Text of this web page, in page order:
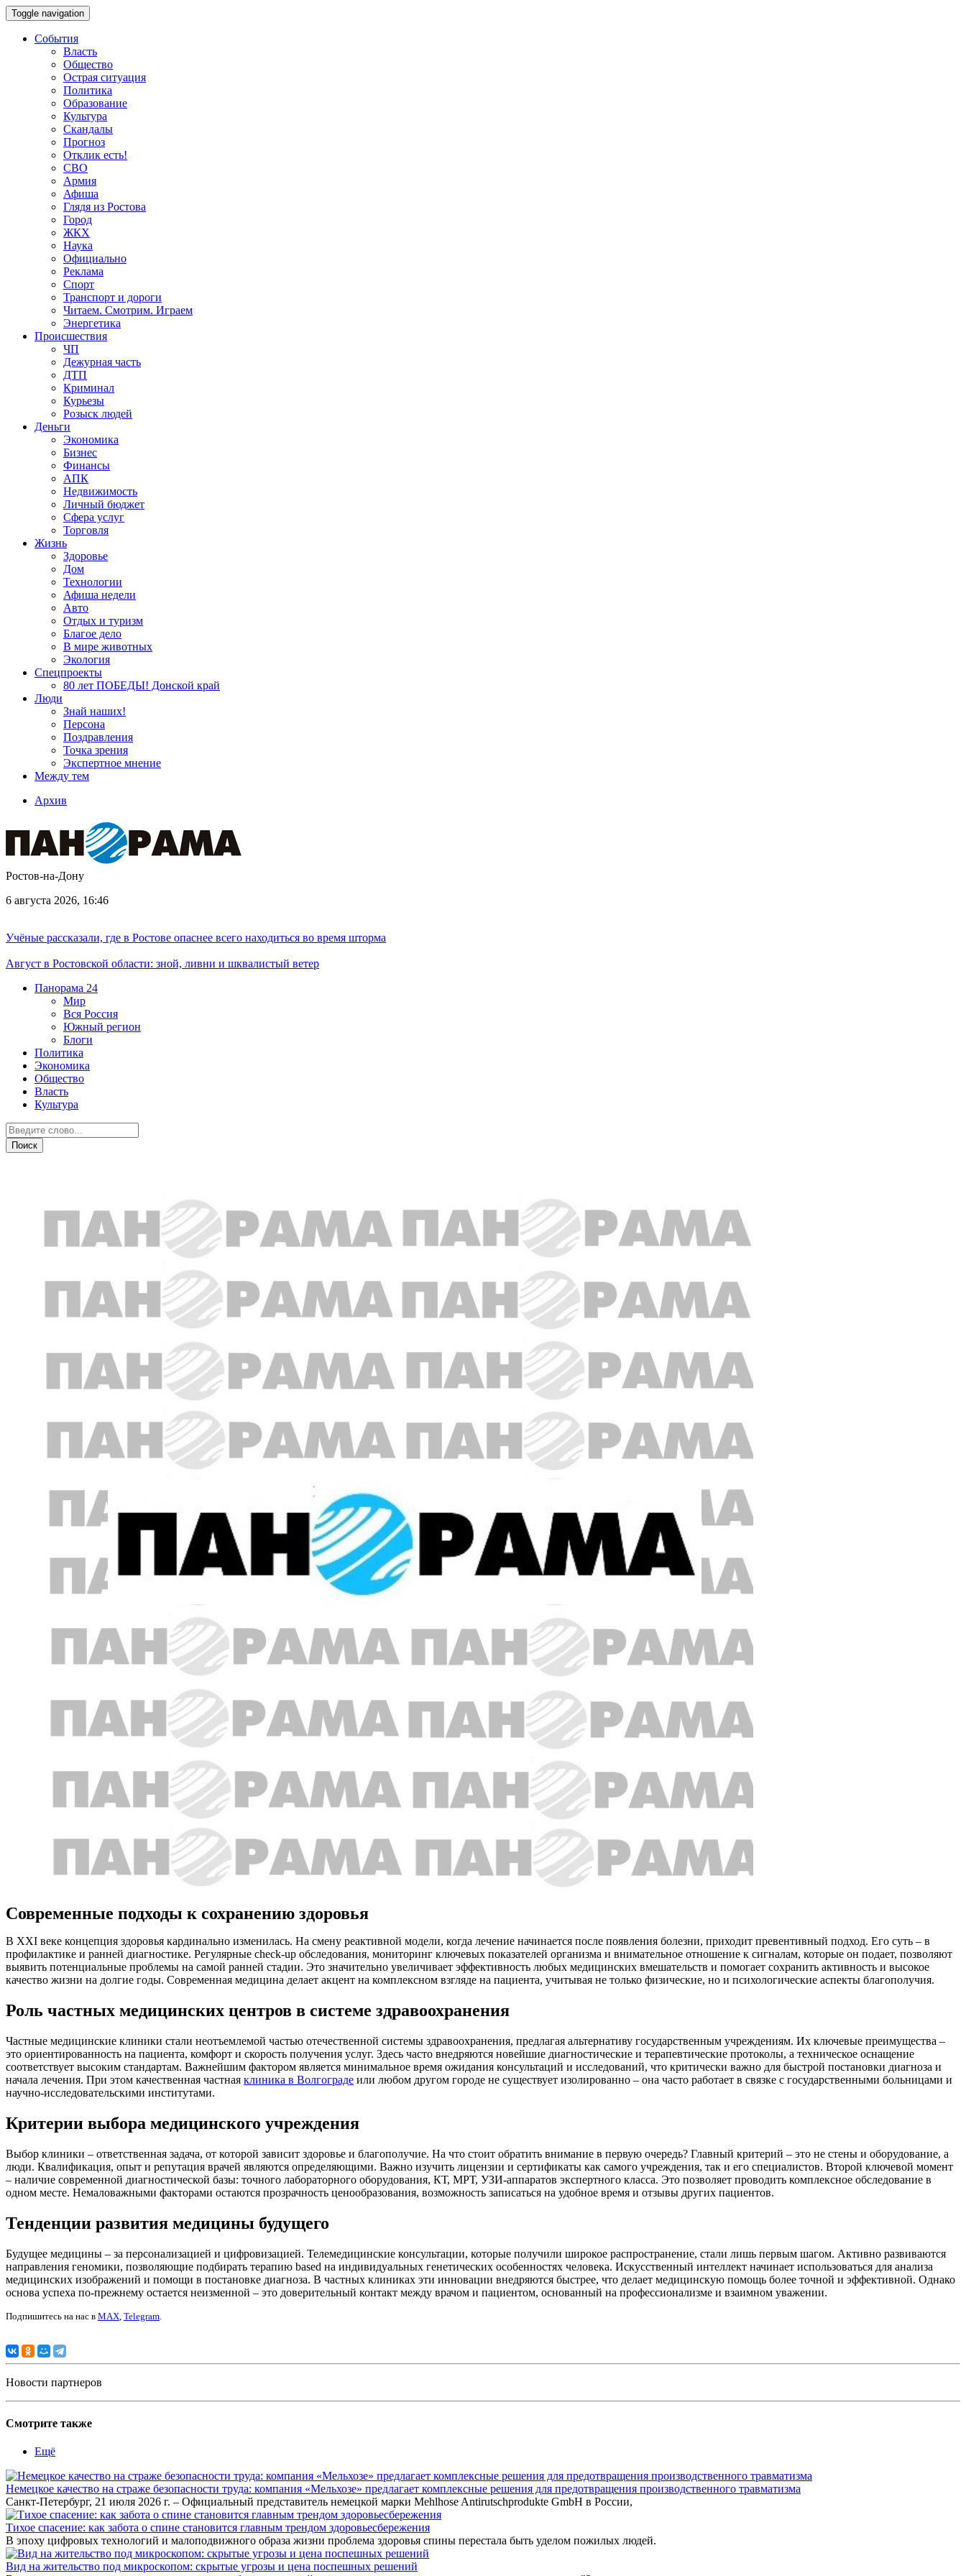
Toggle navigation
События
Власть
Общество
Острая ситуация
Политика
Образование
Культура
Скандалы
Прогноз
Отклик есть!
СВО
Армия
Афиша
Глядя из Ростова
Город
ЖКХ
Наука
Официально
Реклама
Спорт
Транспорт и дороги
Читаем. Смотрим. Играем
Энергетика
Происшествия
ЧП
Дежурная часть
ДТП
Криминал
Курьезы
Розыск людей
Деньги
Экономика
Бизнес
Финансы
АПК
Недвижимость
Личный бюджет
Сфера услуг
Торговля
Жизнь
Здоровье
Дом
Технологии
Афиша недели
Авто
Отдых и туризм
Благое дело
В мире животных
Экология
Спецпроекты
80 лет ПОБЕДЫ! Донской край
Люди
Знай наших!
Персона
Поздравления
Точка зрения
Экспертное мнение
Между тем
Архив
Ростов-на-Дону
6 августа 2026, 16:46
Учёные рассказали, где в Ростове опаснее всего находиться во время шторма
Август в Ростовской области: зной, ливни и шквалистый ветер
Панорама 24
Мир
Вся Россия
Южный регион
Блоги
Политика
Экономика
Общество
Власть
Культура
Современные подходы к сохранению здоровья
В XXI веке концепция здоровья кардинально изменилась. На смену реактивной модели, когда лечение начинается после появления болезни, приходит превентивный подход. Его суть – в
профилактике и ранней диагностике. Регулярные check-up обследования, мониторинг ключевых показателей организма и внимательное отношение к сигналам, которые он подает, позволяют
выявить потенциальные проблемы на самой ранней стадии. Это значительно увеличивает эффективность любых медицинских вмешательств и помогает сохранить активность и высокое
качество жизни на долгие годы. Современная медицина делает акцент на комплексном взгляде на пациента, учитывая не только физические, но и психологические аспекты благополучия.
Роль частных медицинских центров в системе здравоохранения
Частные медицинские клиники стали неотъемлемой частью отечественной системы здравоохранения, предлагая альтернативу государственным учреждениям. Их ключевые преимущества –
это ориентированность на пациента, комфорт и скорость получения услуг. Здесь часто внедряются новейшие диагностические и терапевтические протоколы, а техническое оснащение
соответствует высоким стандартам. Важнейшим фактором является минимальное время ожидания консультаций и исследований, что критически важно для быстрой постановки диагноза и
начала лечения. При этом качественная частная клиника в Волгограде или любом другом городе не существует изолированно – она часто работает в связке с государственными больницами и
научно-исследовательскими институтами.
Критерии выбора медицинского учреждения
Выбор клиники – ответственная задача, от которой зависит здоровье и благополучие. На что стоит обратить внимание в первую очередь? Главный критерий – это не стены и оборудование, а
люди. Квалификация, опыт и репутация врачей являются определяющими. Важно изучить лицензии и сертификаты как самого учреждения, так и его специалистов. Второй ключевой момент
– наличие современной диагностической базы: точного лабораторного оборудования, КТ, МРТ, УЗИ-аппаратов экспертного класса. Это позволяет проводить комплексное обследование в
одном месте. Немаловажными факторами остаются прозрачность ценообразования, возможность записаться на удобное время и отзывы других пациентов.
Тенденции развития медицины будущего
Будущее медицины – за персонализацией и цифровизацией. Телемедицинские консультации, которые получили широкое распространение, стали лишь первым шагом. Активно развиваются
направления геномики, позволяющие подбирать терапию based на индивидуальных генетических особенностях человека. Искусственный интеллект начинает использоваться для анализа
медицинских изображений и помощи в постановке диагноза. В частных клиниках эти инновации внедряются быстрее, что делает медицинскую помощь более точной и эффективной. Однако
основа успеха по-прежнему остается неизменной – это доверительный контакт между врачом и пациентом, основанный на профессионализме и взаимном уважении.
Подпишитесь на нас в MAX Telegram
Новости партнеров
Смотрите также
Ещё
Немецкое качество на страже безопасности труда: компания «Мельхозе» предлагает комплексные решения для предотвращения производственного травматизма
Санкт-Петербург, 21 июля 2026 г. – Официальный представитель немецкой марки Mehlhose Antirutschprodukte GmbH в России,
Тихое спасение: как забота о спине становится главным трендом здоровьесбережения
В эпоху цифровых технологий и малоподвижного образа жизни проблема здоровья спины перестала быть уделом пожилых людей.
Вид на жительство под микроскопом: скрытые угрозы и цена поспешных решений